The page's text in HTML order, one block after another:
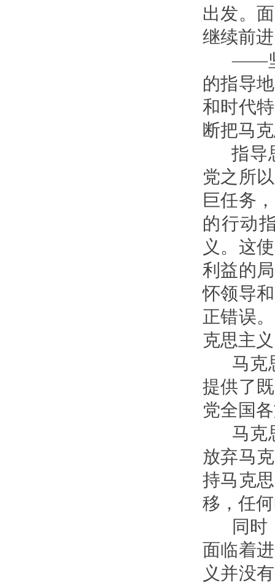
出发。
继续前
——坚
的指导
和时代
断把马
指导思
党之所
巨任务
的行动
义。这
利益的
怀领导
正错误
克思主
马克思
提供了
党全国
马克思
放弃马
持马克
移，任
同时，
面临着
义并没